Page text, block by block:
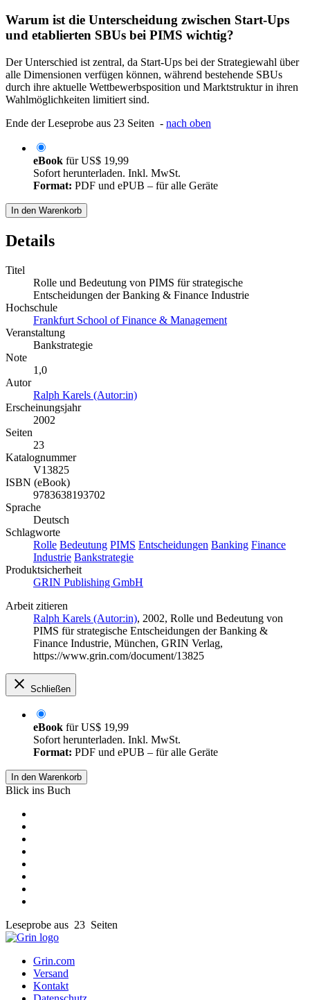
Warum ist die Unterscheidung zwischen Start-Ups
und etablierten SBUs bei PIMS wichtig?
Der Unterschied ist zentral, da Start-Ups bei der Strategiewahl über
alle Dimensionen verfügen können, während bestehende SBUs
durch ihre aktuelle Wettbewerbsposition und Marktstruktur in ihren
Wahlmöglichkeiten limitiert sind.
Ende der Leseprobe aus 23 Seiten - nach oben
eBook fürUS$ 19,99
Sofort herunterladen. Inkl. MwSt.
Format: PDF und ePUB – für alle Geräte
In den Warenkorb
Details
Titel
Rolle und Bedeutung von PIMS für strategische
Entscheidungen der Banking & Finance Industrie
Hochschule
Frankfurt School of Finance & Management
Veranstaltung
Bankstrategie
Note
1,0
Autor
Ralph Karels (Autor:in)
Erscheinungsjahr
2002
Seiten
23
Katalognummer
V13825
ISBN (eBook)
9783638193702
Sprache
Deutsch
Schlagworte
Rolle Bedeutung PIMS Entscheidungen Banking Finance
Industrie Bankstrategie
Produktsicherheit
GRIN Publishing GmbH
Arbeit zitieren
Ralph Karels (Autor:in), 2002, Rolle und Bedeutung von
PIMS für strategische Entscheidungen der Banking &
Finance Industrie, München, GRIN Verlag,
https://www.grin.com/document/13825
Schließen
eBook fürUS$ 19,99
Sofort herunterladen. Inkl. MwSt.
Format: PDF und ePUB – für alle Geräte
In den Warenkorb
Blick ins Buch
Leseprobe aus 23 Seiten
Grin.com
Versand
Kontakt